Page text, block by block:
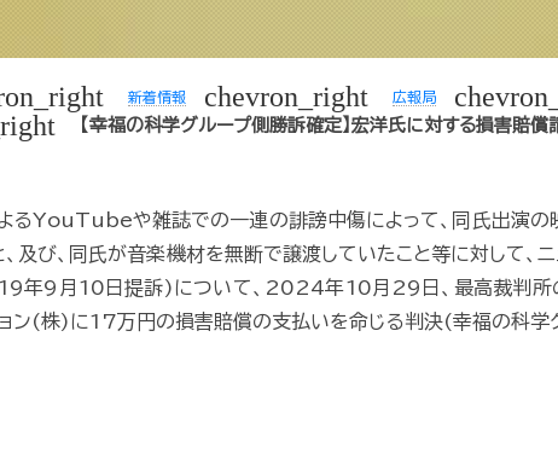
新着情報 chevron_right 広報局
【幸福の科学グループ側勝訴確定】宏洋氏に対する損害賠
るYouTubeや雑誌での一連の誹謗中傷によって、同氏出演の
、及び、同氏が音楽機材を無断で譲渡していたこと等に対して、
年9月10日提訴)について、2024年10月29日、最高裁判所の
ョン(株)に17万円の損害賠償の支払いを命じる判決(幸福の科学